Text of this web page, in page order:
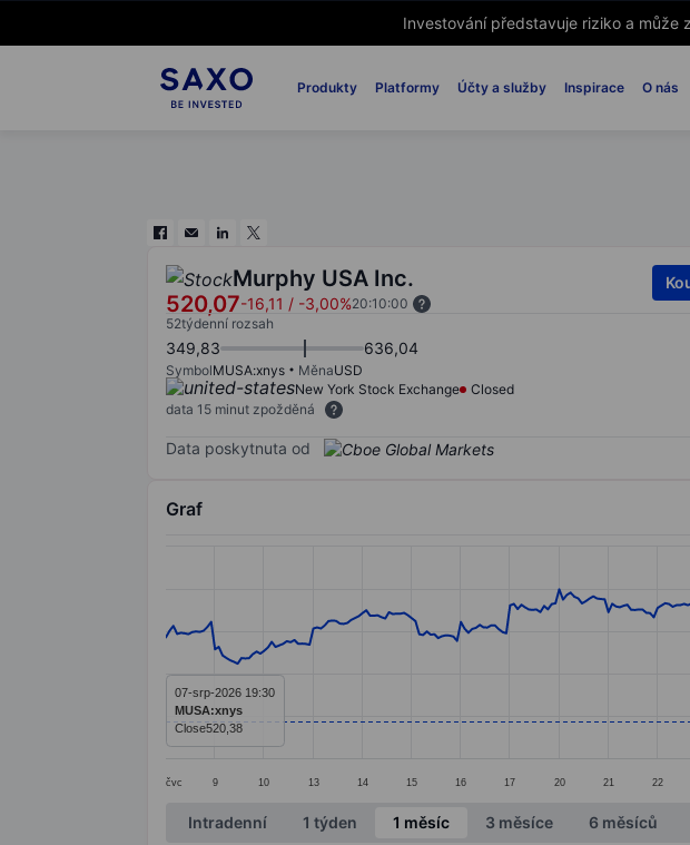
Investování představuje riziko a
Produkty Platformy Účty a služby Inspirace O nás
Murphy USA Inc.
520,07-16,11 / -3,00%20:10:00
52týdenní rozsah
349,83 636,04
SymbolMUSA:xnys MěnaUSD
New York Stock Exchange
Closed
data 15 minut zpožděná
Data poskytnuta od
Graf
The chart has 1 X axis displaying categories.
The chart has 1 Y axis displaying values. Data ranges from
čvc 9 10 13 14 15 16 17 20 21 22
07-srp-2026 19:30
MUSA:xnys
Close520,38
End of interactive chart.
Intradenní 1 týden 1 měsíc 3 měsíce 6 měsíců